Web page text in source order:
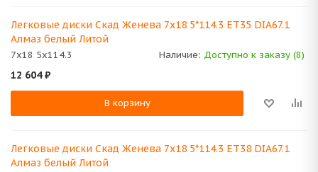
Легковые диски Скад Женева 7x18 5*114.3 ET35 DIA67.1
Алмаз белый Литой
7x18 5x114.3 Наличие: Доступно к заказу (8)
12 604₽
В корзину
Легковые диски Скад Женева 7x18 5*114.3 ET38 DIA67.1
Алмаз белый Литой